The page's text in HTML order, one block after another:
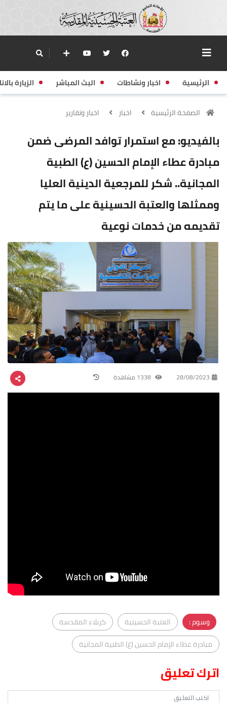
الرئيسية اخبار ونشاطات البث المباشر الزيارة
الصفحة الرئيسية اخبار اخبار وتقارير
بالفيديو: مع استمرار توافد المرضى ضمن
مبادرة عطاء الإمام الحسين (ع) الطبية
المجانية.. شكر للمرجعية الدينية العليا
وممثلها والعتبة الحسينية على ما يتم
تقديمه من خدمات نوعية
28/08/2023
وسوم : العتبة الحسينية
كربلاء المقدسة
مبادرة عطاء الإمام الحسين (ع) الطبية المجانية
اترك تعليق